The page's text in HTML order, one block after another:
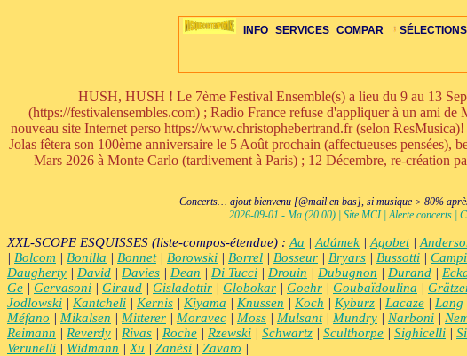
INFO
ÉDITORIAUX ACTUS-CONCERTS HISTOIRE PAYS
SERVICES
MAJ-LISTE ARCH-CONCERTS LIENS RADIOS
COMPAR
SÉLECTION GUIDE-EXPRESS ŒUVRES
SÉLECTIONS
SÉLECTION COMPOS-INTRO COMPO-INDIV
20ÈME PARAL 1001 CD TOP-REC BONUS-ROMANS
VIOLON-C
PIANO-CONC
HUSH, HUSH ! Le 7ème Festival Ensemble(s) a lieu du 9 au 13
(https://festivalensembles.com) ; Radio France refuse d'appliquer à un ami
nouveau site Internet perso https://www.christophebertrand.fr (selon
Jolas fêtera son 100ème anniversaire le 5 Août prochain (affectueuses
Mars 2026 à Monte Carlo (tardivement à Paris) ; 12 Décembre, re-création
Concerts… ajout bienvenu [@mail en bas], si musique > 80%
2026-09-01 - Ma (20.00) | Site MCI | Alerte concerts |
XXL-SCOPE ESQUISSES (liste-compos-étendue) : Aa | Adámek | Agobet|
| Bolcom | Bonilla | Bonnet| Borowski | Borrel | Bosseur | Bryars | Bussotti |
Daugherty | David | Davies | Dean | Di Tucci | Drouin | Dubugnon | Durand |
Ge | Gervasoni | Giraud | Gisladottir | Globokar | Goehr | Goubaïdoulina |
Jodlowski | Kantcheli | Kernis | Kiyama | Knussen | Koch | Kyburz | Lacaze | Lang
Méfano | Mikalsen | Mitterer | Moravec | Moss | Mulsant| Mundry | Narboni |
Reimann | Reverdy | Rivas | Roche | Rzewski | Schwartz | Sculthorpe | Sighicelli |
Verunelli | Widmann | Xu | Zanési | Zavaro |